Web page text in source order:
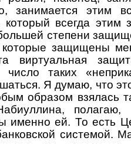
занимается этим
всегда этим
степени
которые защищены
виртуальная
таких
Я думаю, что
образом взялась
полагаю,
именно ей. То есть
системой.